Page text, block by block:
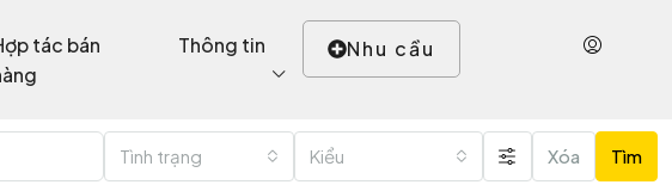
tác bán
Thông tin Nhu cầu
Tình trạng Kiểu Xóa Tìm